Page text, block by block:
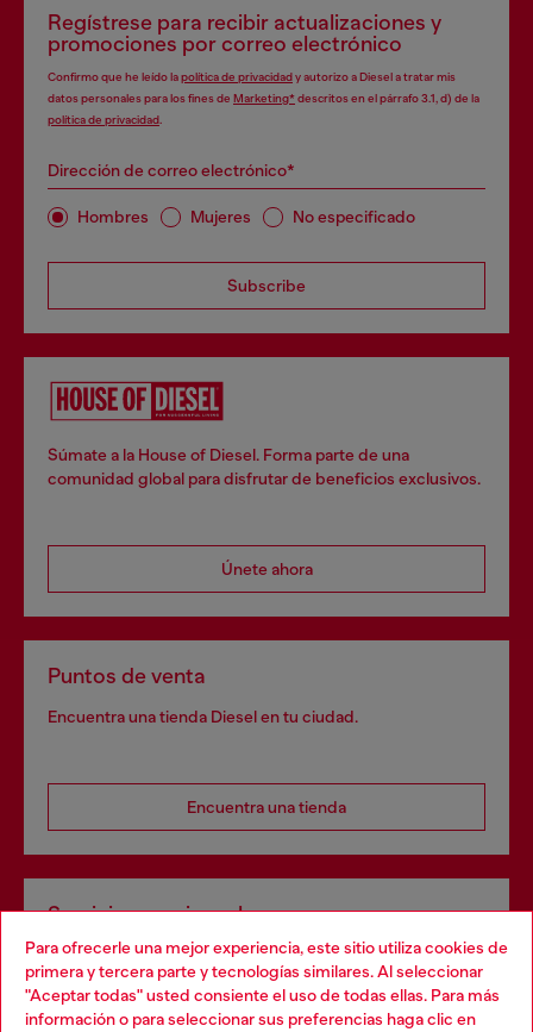
Para ofrecerle una mejor experiencia, este sitio utiliza cookies de
primera y tercera parte y tecnologías similares. Al seleccionar
"Aceptar todas" usted consiente el uso de todas ellas. Para más
información o para seleccionar sus preferencias haga clic en
Regístrese para recibir actualizaciones y
promociones por correo electrónico
Confirmo que he leído lapolítica de privacidady autorizo a Diesel a tratar mis
datos personales para los fines de Marketing*descritos en el párrafo 3.1, d) de la
política de privacidad
Dirección de correo electrónico*
Hombres Mujeres No especificado
Subscribe
Súmate a la House of Diesel. Forma parte de una
comunidad global para disfrutar de beneficios exclusivos.
Únete ahora
Puntos de venta
Encuentra una tienda Diesel en tu ciudad.
Encuentra una tienda
Servicios omnicanal
Descubre todos nuestros servicios, tanto en línea como
en la tienda.
Choose your location